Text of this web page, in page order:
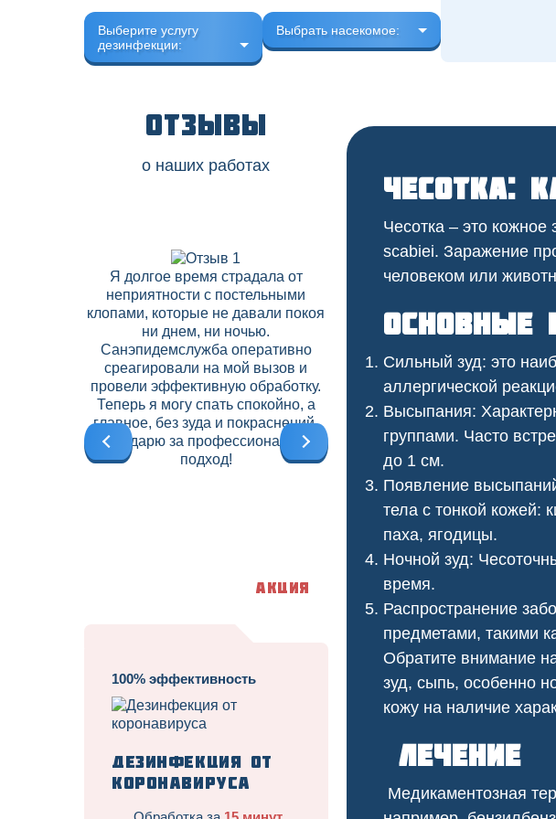
Выберите услугу
дезинфекции:
Выбрать насекомое:
Отзывы
о наших работах
Я долгое время страдала от
неприятности с постельными
клопами, которые не давали покоя
ни днем, ни ночью.
Санэпидемслужба оперативно
среагировали на мой вызов и
провели эффективную обработку.
Теперь я могу спать спокойно, а
главное, без зуда и покраснений.
Благодарю за профессиональный
подход!
В нашем ресторане постоянно
соседних нежилых
Дезобработка заключили с
что позволило нам избавиться
вредителей и поддерживать
высокий уровень санитарной
Акция
100% эффективность
Дезинфекция от
коронавируса
Чесотка:
Чесотка – это
scabiei. Заражение
человеком или
Основные
Сильный зуд: это
аллергической
Высыпания:
группами. Часто
до 1 см.
Появление
тела с тонкой кожей:
паха, ягодицы.
Ночной зуд:
время.
Распространение
предметами, такими
Обратите внимание
зуд, сыпь, особенно
кожу на наличие
Лечение
Медикаментозная